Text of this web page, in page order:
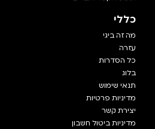
כללי
מה זה ביגי
עזרה
כל הסדרות
בלוג
תנאי שימוש
מדיניות פרטיות
יצירת קשר
מדיניות ביטול חשבון